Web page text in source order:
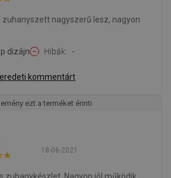
zuhanyszett nagyszerű lesz, nagyon
dizájn Hibák -
kommentárt
ezt a terméket érinti
18-06-2021